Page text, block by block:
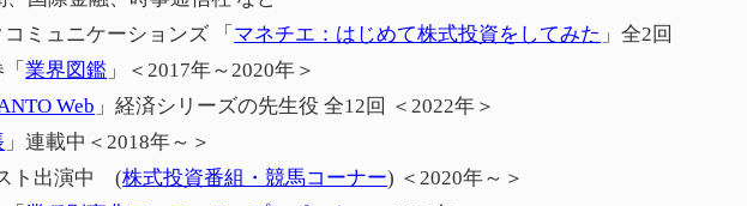
ミュニケーションズ 「 マネチエ：はじめて株式投資をしてみた 」全2回
「業界図鑑 」＜2017年～2020年＞
Web 」経済シリーズの先生役 全12回 ＜2022年＞
」連載中＜2018年～＞
ト出演中 (株式投資番組・競馬コーナー) ＜2020年～＞